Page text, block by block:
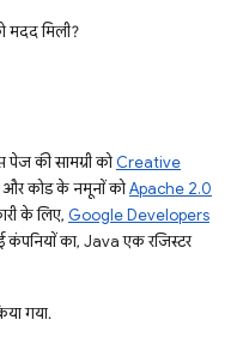
मदद मिली?
की सामग्री कोCreative
कोड के नमूनों कोApache 2.0
के लिए, Google Developers
का, Java एक रजिस्टर
गया.